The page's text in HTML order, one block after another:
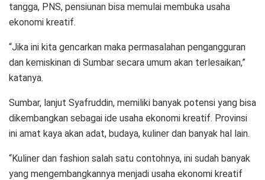
tangga, PNS, pensiunan bisa memulai membuka usaha
ekonomi kreatif.
“Jika ini kita gencarkan maka permasalahan pengangguran
dan kemiskinan di Sumbar secara umum akan terlesaikan,”
katanya.
Sumbar, lanjut Syafruddin, memiliki banyak potensi yang bisa
dikembangkan sebagai ide usaha ekonomi kreatif. Provinsi
ini amat kaya akan adat, budaya, kuliner dan banyak hal lain.
“Kuliner dan fashion salah satu contohnya, ini sudah banyak
yang mengembangkannya menjadi usaha ekonomi kreatif